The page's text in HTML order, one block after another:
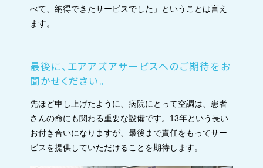
べて、納得できたサービスでした」ということは言え
ます。
最後に、エアアズアサービスへのご期待をお
聞かせください。
先ほど申し上げたように、病院にとって空調は、患者
さんの命にも関わる重要な設備です。13年という長い
お付き合いになりますが、最後まで責任をもってサー
ビスを提供していただけることを期待します。